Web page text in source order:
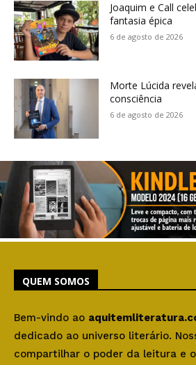
Joaquim e Call
fantasia épica
6 de agosto de 2026
Morte Lúcida
consciência
6 de agosto de 2026
QUEM SOMOS
Bem-vindo ao
dedicado ao universo literário.
compartilhar o poder da leitura e